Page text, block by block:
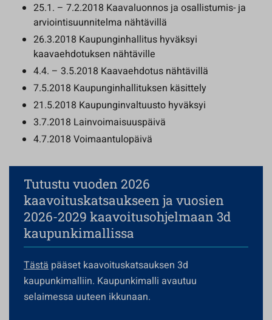
25.1. – 7.2.2018 Kaavaluonnos ja osallistumis- ja
arviointisuunnitelma nähtävillä
26.3.2018 Kaupunginhallitus hyväksyi
kaavaehdotuksen nähtäville
4.4. – 3.5.2018 Kaavaehdotus nähtävillä
7.5.2018 Kaupunginhallituksen käsittely
21.5.2018 Kaupunginvaltuusto hyväksyi
3.7.2018 Lainvoimaisuuspäivä
4.7.2018 Voimaantulopäivä
Tutustu vuoden 2026
kaavoituskatsaukseen ja vuosien
2026-2029 kaavoitusohjelmaan 3d
kaupunkimallissa
Tästä pääset kaavoituskatsauksen 3d
kaupunkimalliin. Kaupunkimalli avautuu
selaimessa uuteen ikkunaan.